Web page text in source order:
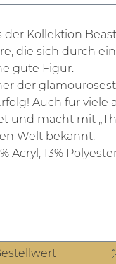
Kollektion
die sich durch
gute Figur.
der
Auch für
macht mit
Welt bekannt.
Acryl, 13%